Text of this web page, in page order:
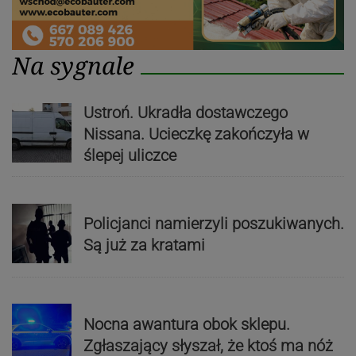
Na sygnale
Ustroń. Ukradła dostawczego
Nissana. Ucieczkę zakończyła w
ślepej uliczce
Policjanci namierzyli poszukiwanych.
Są już za kratami
Nocna awantura obok sklepu.
Zgłaszający słyszał, że ktoś ma nóż